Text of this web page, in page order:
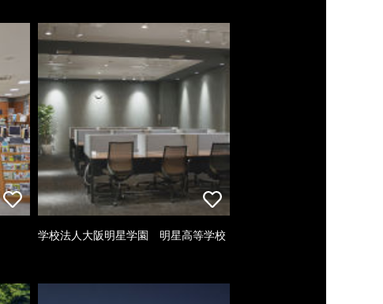
学校法人大阪明星学園 明星高等学校